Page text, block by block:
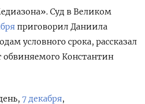
Суд в Великом
приговорил Даниила
условного срока, рассказал
обвиняемого Константин
7 декабря,